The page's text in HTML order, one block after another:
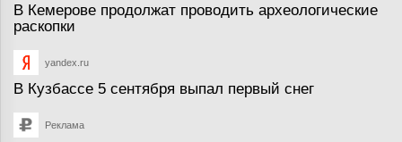
В Кемерове продолжат проводить археологические
раскопки
yandex.ru
В Кузбассе 5 сентября выпал первый снег
Реклама